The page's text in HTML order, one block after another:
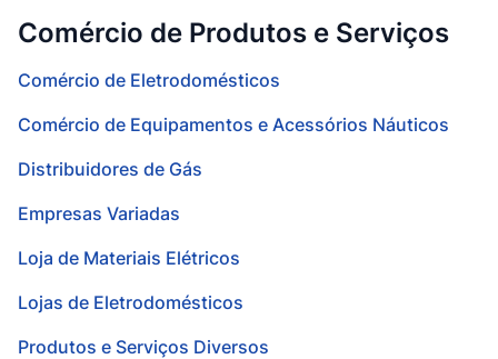
Comércio de Produtos e Serviços
Comércio de Eletrodomésticos
Comércio de Equipamentos e Acessórios Náuticos
Distribuidores de Gás
Empresas Variadas
Loja de Materiais Elétricos
Lojas de Eletrodomésticos
Produtos e Serviços Diversos